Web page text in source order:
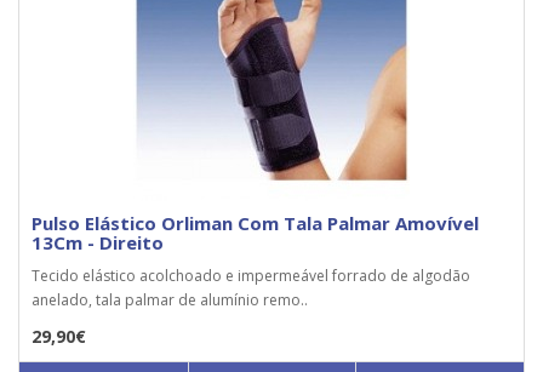
Pulso Elástico Orliman Com Tala Palmar Amovível
13Cm - Direito
Tecido elástico acolchoado e impermeável forrado de algodão
anelado, tala palmar de alumínio remo..
29,90€